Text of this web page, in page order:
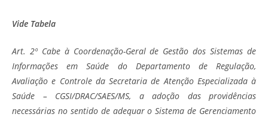
Vide Tabela
Art. 2º Cabe à Coordenação-Geral de Gestão dos Sistemas de
Informações em Saúde do Departamento de Regulação,
Avaliação e Controle da Secretaria de Atenção Especializada à
Saúde – CGSI/DRAC/SAES/MS, a adoção das providências
necessárias no sentido de adequar o Sistema de Gerenciamento